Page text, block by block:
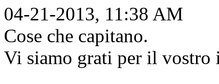
04-21-2013, 11:38 AM
Cose che capitano.
Vi siamo grati per il vostro